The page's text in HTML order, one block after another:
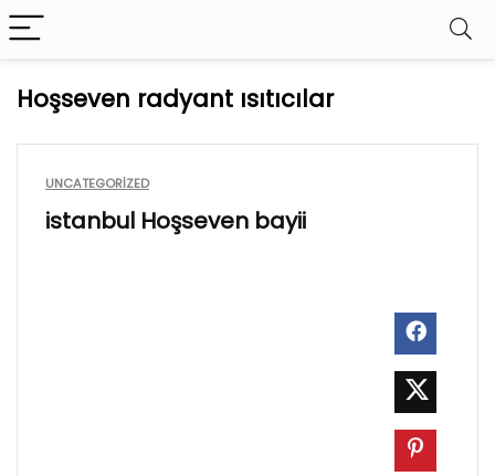
Hoşseven radyant ısıtıcılar
UNCATEGORIZED
istanbul Hoşseven bayii